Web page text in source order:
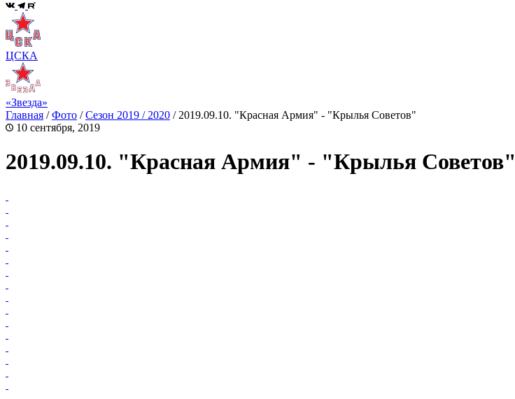
ЦСКА
«Звезда»
Главная /Фото /Сезон 2019 / 2020 / 2019.09.10. "Красная Армия" - "Крылья Советов"
10 сентября, 2019
2019.09.10. "Красная Армия" - "Крылья Советов"